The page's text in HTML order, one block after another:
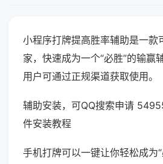
小程序打牌提高胜率辅助是一款
家，快速成为一个“必胜”的输赢
用户可通过正规渠道获取使用。
辅助安装，可QQ搜索申请
件安装教程
手机打牌可以一键让你轻松成为